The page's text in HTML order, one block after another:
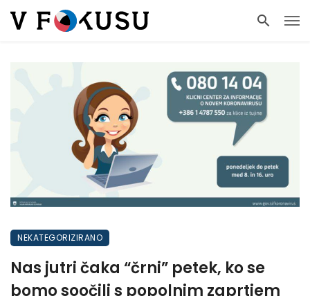
NEKATEGORIZIRANO
Nas jutri čaka “črni” petek, ko se
bomo soočili s popolnim zaprtjem